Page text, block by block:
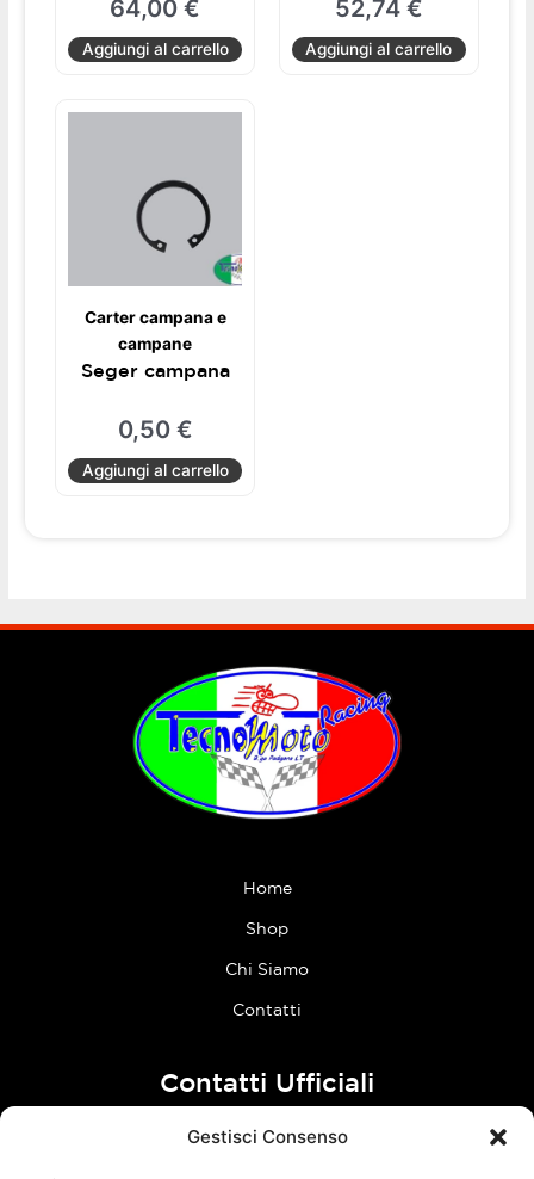
Gestisci Consenso
64,00€
Aggiungi al carrello
52,74 €
Aggiungi al carrello
Carter campana e
campane
Seger campana
0,50 €
Aggiungi al carrello
Home
Shop
Chi Siamo
Contatti
Contatti Ufficiali